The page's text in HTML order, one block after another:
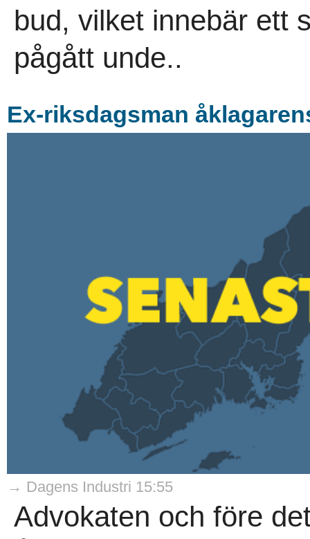
bud, vilket innebär ett
pågått unde..
Ex-riksdagsman
→ Dagens Industri 15:55
Advokaten och före